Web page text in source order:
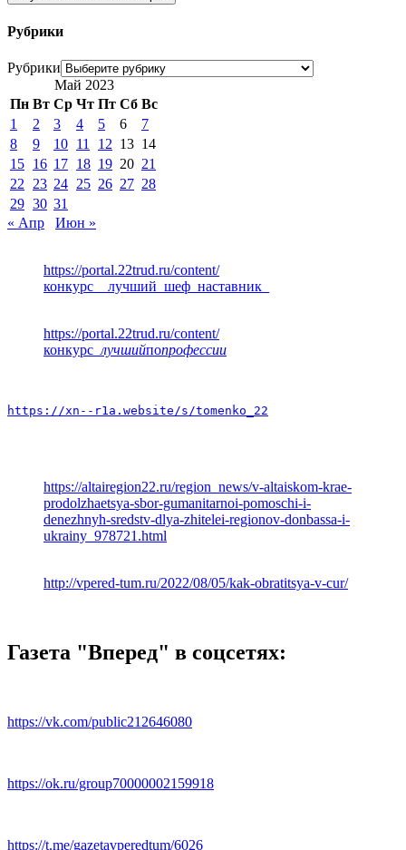
Рубрики
Рубрики
Май 2023
Пн Вт Ср Чт Пт Сб Вс
1
2 3 4 5 6
7
8
9 10 11 12 13 14
15 16 17 18 19 20 21
22
23 24 25 26 27 28
29 30 31
« Апр
Июн »
https://portal.22trud.ru/content/
конкурс__лучший_шеф_наставник_
https://portal.22trud.ru/content/
конкурс _лучшийпопрофессии
https://xn--r1a.website/s/tomenko_22
https://altairegion22.ru/region_news/v-altaiskom-krae-
prodolzhaetsya-sbor-gumanitarnoi-pomoschi-i-
denezhnyh-sredstv-dlya-zhitelei-regionov-donbassa-i-
ukrainy_978721.html
http://vpered-tum.ru/2022/08/05/kak-obratitsya-v-cur/
Газета "Вперед" в соцсетях:
https://vk.com/public212646080
https://ok.ru/group70000002159918
https://t.me/gazetavperedtum/6026